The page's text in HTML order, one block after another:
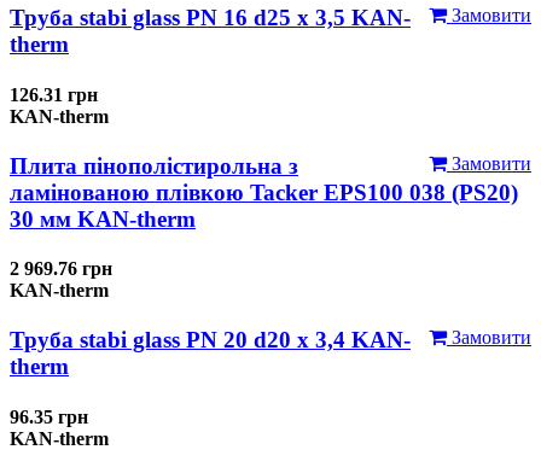
Замовити
Труба stabi glass PN 16 d25 х 3,5 KAN-
therm
126.31 грн
KAN-therm
Замовити
Плита пінополістирольна з
ламінованою плівкою Tacker EPS100 038 (PS20)
30 мм KAN-therm
2 969.76 грн
KAN-therm
Замовити
Труба stabi glass PN 20 d20 х 3,4 KAN-
therm
96.35 грн
KAN-therm